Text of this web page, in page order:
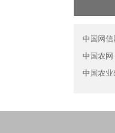
中国网信
中国农网
中国农业